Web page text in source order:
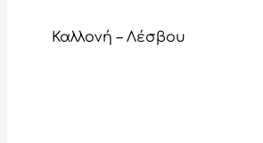
Καλλονή – Λέσβου